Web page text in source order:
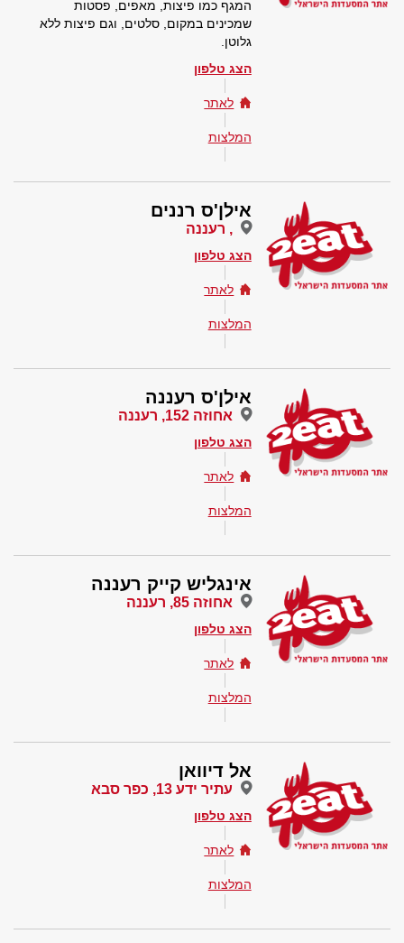
המגף כמו פיצות, מאפים, פסטות
שמכינים במקום, סלטים, וגם פיצות ללא
גלוטן.
הצג טלפון
לאתר
המלצות
אילן'ס רננים
, רעננה
הצג טלפון
לאתר
המלצות
אילן'ס רעננה
אחוזה 152, רעננה
הצג טלפון
לאתר
המלצות
אינגליש קייק רעננה
אחוזה 85, רעננה
הצג טלפון
לאתר
המלצות
אל דיוואן
עתיר ידע 13, כפר סבא
הצג טלפון
לאתר
המלצות